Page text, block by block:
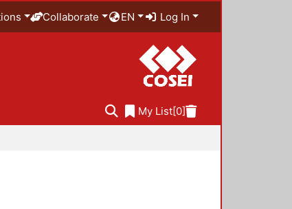
Collaborate EN Log In
My List[0]